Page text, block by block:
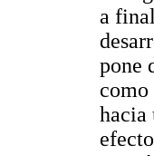
a
pone
hacia